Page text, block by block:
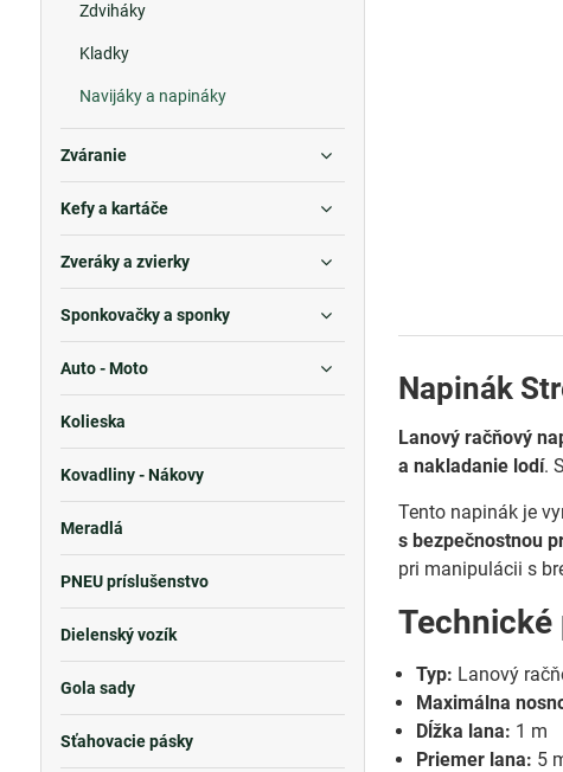
Napinák
Lanový račňový
a nakladanie lodí.
Tento napinák je
s bezpečnostnou
pri manipulácii s
Technické
Typ: Lanový
Maximálna
Dĺžka lana: 1 m
Priemer lana: 5
Zdviháky
Kladky
Navijáky a napináky
Zváranie
Kefy a kartáče
Zveráky a zvierky
Sponkovačky a sponky
Auto - Moto
Kolieska
Kovadliny - Nákovy
Meradlá
PNEU príslušenstvo
Dielenský vozík
Gola sady
Sťahovacie pásky